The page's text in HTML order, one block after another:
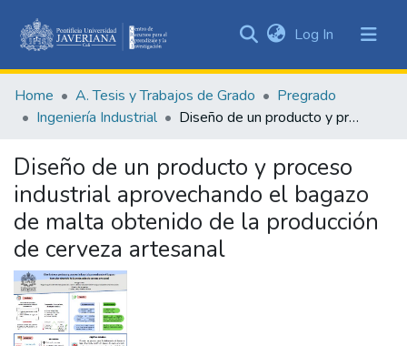
&
Collections
Statistics
Log In (current)
Home A. Tesis y Trabajos de Grado
Pregrado
Ingeniería Industrial
Diseño de un producto y proceso industrial aprovechando el bagazo de malta obtenido de la producción de cerveza artesanal
Diseño de un producto y proceso
industrial aprovechando el bagazo
de malta obtenido de la producción
de cerveza artesanal